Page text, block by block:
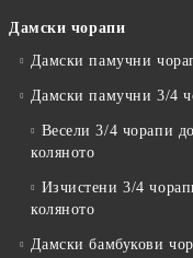
Дамски чорапи
Дамски памучни
Дамски памучни 3/4
Весели 3/4 чорапи до
коляното
Изчистени 3/4
коляното
Дамски бамбукови